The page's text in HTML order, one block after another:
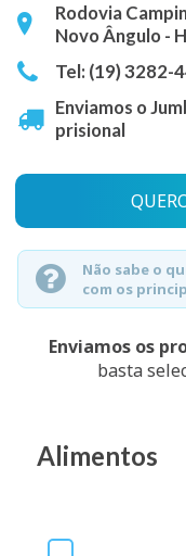
Rodovia
Novo Ângulo -
Tel: (19) 3282-
Enviamos o
prisional
Não sabe o
com os
Enviamos os
basta
Alimentos